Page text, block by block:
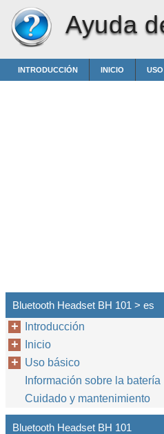
Ayuda
INTRODUCCIÓN INICIO
Bluetooth Headset BH 101 > es
Introducción
Inicio
Uso básico
Información sobre la batería
Cuidado y mantenimiento
Bluetooth Headset BH 101